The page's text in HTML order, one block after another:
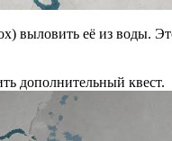
выловить её из воды.
дополнительный квест.